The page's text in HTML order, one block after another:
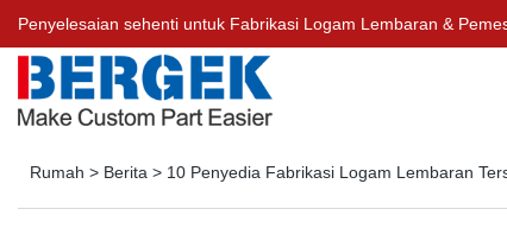
Penyelesaian sehenti untuk Fabrikasi Logam Lembaran &
Rumah > Berita > 10 Penyedia Fabrikasi Logam Lembaran